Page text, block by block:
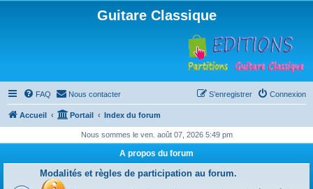
Guitare Classique
FAQ Nous contacter Connexion
S’enregistrer
Accueil Portail Index du forum
Nous sommes le ven. août 07, 2026 5:49 pm
A propos du forum
Modalités et règles de participation au forum.